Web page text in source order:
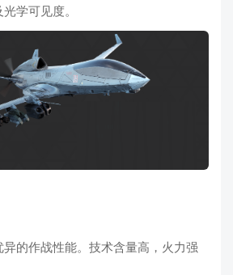
学可见度。
的作战性能。技术含量高，火力强